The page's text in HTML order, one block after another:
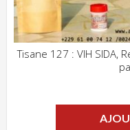
Tisane 127 : VIH SIDA,